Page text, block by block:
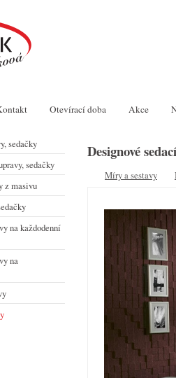
Otevírací doba Akce
Designové
Míry a sestavy
sedačky
sedačky
z masivu
na každodenní
na